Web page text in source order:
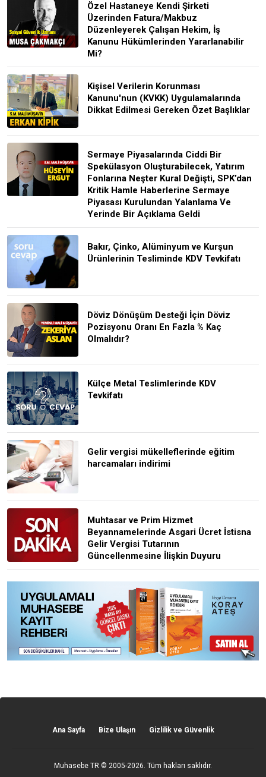
Özel Hastaneye Kendi Şirketi
Üzerinden Fatura/Makbuz
Düzenleyerek Çalışan Hekim, İş
Kanunu Hükümlerinden Yararlanabilir
Mi?
Kişisel Verilerin Korunması
Kanunu'nun (KVKK) Uygulamalarında
Dikkat Edilmesi Gereken Özet Başlıklar
Sermaye Piyasalarında Ciddi Bir
Spekülasyon Oluşturabilecek, Yatırım
Fonlarına Neşter Kural Değişti, SPK’dan
Kritik Hamle Haberlerine Sermaye
Piyasası Kurulundan Yalanlama Ve
Yerinde Bir Açıklama Geldi
Bakır, Çinko, Alüminyum ve Kurşun
Ürünlerinin Tesliminde KDV Tevkifatı
Döviz Dönüşüm Desteği İçin Döviz
Pozisyonu Oranı En Fazla % Kaç
Olmalıdır?
Külçe Metal Teslimlerinde KDV
Tevkifatı
Gelir vergisi mükelleflerinde eğitim
harcamaları indirimi
Muhtasar ve Prim Hizmet
Beyannamelerinde Asgari Ücret İstisna
Gelir Vergisi Tutarının
Güncellenmesine İlişkin Duyuru
Ana Sayfa Bize Ulaşın Gizlilik ve Güvenlik
Muhasebe TR © 2005-2026. Tüm hakları saklıdır.